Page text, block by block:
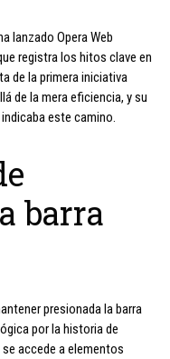
lanzado Opera Web
registra los hitos clave en
de la primera iniciativa
de la mera eficiencia, y su
este camino.
barra
presionada la barra
por la historia de
accede a elementos